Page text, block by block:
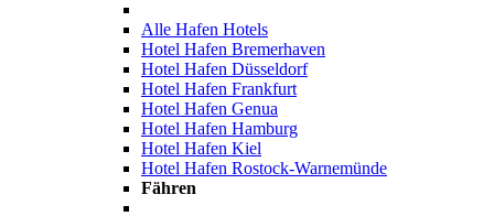
Alle Hafen Hotels
Hotel Hafen Bremerhaven
Hotel Hafen Düsseldorf
Hotel Hafen Frankfurt
Hotel Hafen Genua
Hotel Hafen Hamburg
Hotel Hafen Kiel
Hotel Hafen Rostock-Warnemünde
Fähren